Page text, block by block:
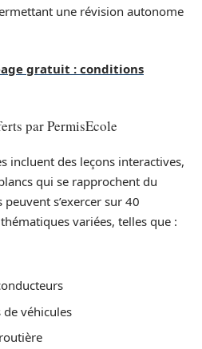
une révision autonome
gratuit : conditions
par PermisEcole
incluent des leçons interactives,
qui se rapprochent du
s’exercer sur 40
variées, telles que :
véhicules